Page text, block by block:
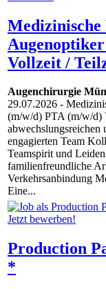
Medizinische
Vollzeit /
Augenchirurgie
29.07.2026 -
(m/w/d) PTA (m/w/d)
abwechslungsreichen
engagierten Team
Teamspirit und
familienfreundliche
Verkehrsanbindung
Eine...
Production
*